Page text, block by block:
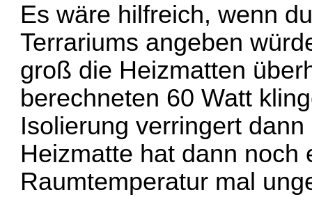
Es wäre hilfreich, wenn
Terrariums angeben
groß die Heizmatten
berechneten 60 Watt
Isolierung verringert
Heizmatte hat dann noch
Raumtemperatur mal